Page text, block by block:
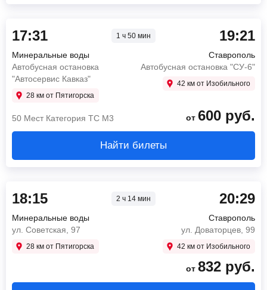
17:31 1 ч 50 мин
Минеральные воды
Автобусная остановка
"Автосервис Кавказ"
28 км от Пятигорска
19:21
Ставрополь
Автобусная остановка "СУ-6"
42 км от Изобильного
50 Мест Категория ТС М3 от 600 руб.
Найти билеты
18:15 2 ч 14 мин
Минеральные воды
ул. Советская, 97
28 км от Пятигорска
20:29
Ставрополь
ул. Доваторцев, 99
42 км от Изобильного
от 832 руб.